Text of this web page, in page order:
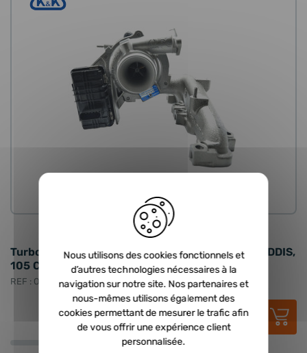
ORIGINE
Turbo neuf d'origine KKK - 1.6 JTD , 1.6 CDTI, 1.6 DDIS,
105 CV, 114 cv, 120 cv,
REF : ORI-54389880008
946,49 €
1 135,79 €TTC
Nous utilisons des cookies fonctionnels et
d’autres technologies nécessaires à la
navigation sur notre site. Nos partenaires et
nous-mêmes utilisons également des
cookies permettant de mesurer le trafic afin
de vous offrir une expérience client
personnalisée.